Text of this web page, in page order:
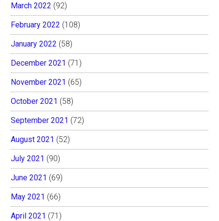
March 2022 (92)
February 2022 (108)
January 2022 (58)
December 2021 (71)
November 2021 (65)
October 2021 (58)
September 2021 (72)
August 2021 (52)
July 2021 (90)
June 2021 (69)
May 2021 (66)
April 2021 (71)